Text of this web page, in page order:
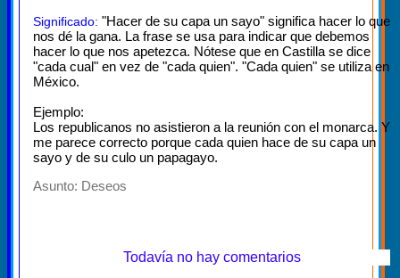
Significado: "Hacer de su capa un sayo" significa hacer lo que
nos dé la gana. La frase se usa para indicar que debemos
hacer lo que nos apetezca. Nótese que en Castilla se dice
"cada cual" en vez de "cada quien". "Cada quien" se utiliza en
México.
Ejemplo:
Los republicanos no asistieron a la reunión con el monarca. Y
me parece correcto porque cada quien hace de su capa un
sayo y de su culo un papagayo.
Asunto: Deseos
Todavía no hay comentarios